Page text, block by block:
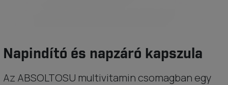
Napindító és napzáró kapszula
Az ABSOLTOSU multivitamin csomagban egy